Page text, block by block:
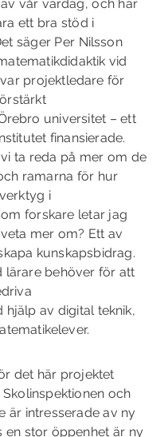
vår vardag, och har
ett bra stöd i
säger Per Nilsson
vid
projektledare för
universitet – ett
finansierade.
ta reda på mer om de
ramarna för hur
i
forskare letar jag
mer om? Ett av
kunskapsbidrag.
lärare behöver för att
hjälp av digital teknik,
det här projektet
och
är intresserade av ny
en stor öppenhet är ny